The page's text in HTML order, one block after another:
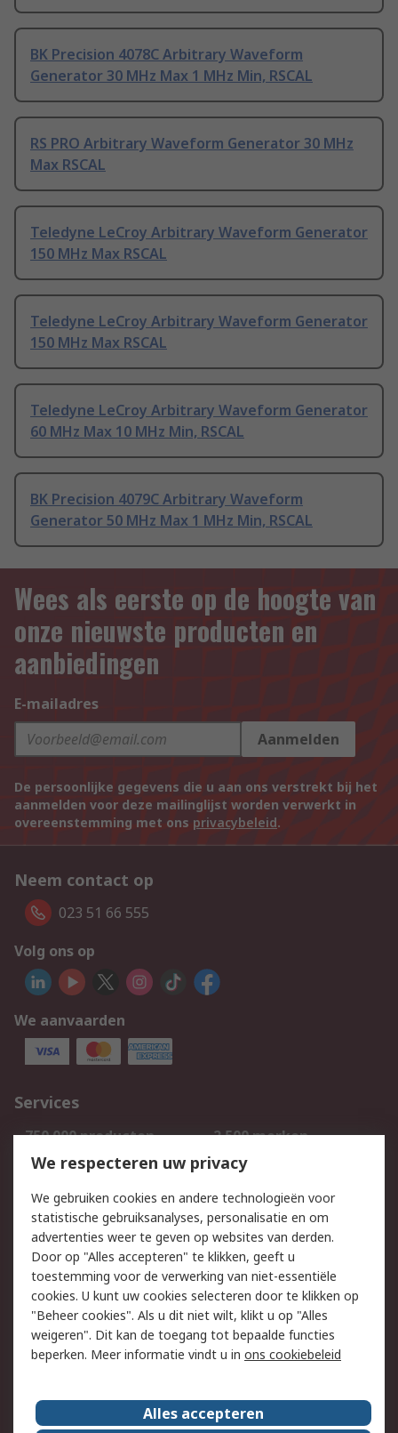
BK Precision 4078C Arbitrary Waveform
Generator 30 MHz Max 1 MHz Min, RSCAL
RS PRO Arbitrary Waveform Generator 30 MHz
Max RSCAL
Teledyne LeCroy Arbitrary Waveform Generator
150 MHz Max RSCAL
Teledyne LeCroy Arbitrary Waveform Generator
150 MHz Max RSCAL
Teledyne LeCroy Arbitrary Waveform Generator
60 MHz Max 10 MHz Min, RSCAL
BK Precision 4079C Arbitrary Waveform
Generator 50 MHz Max 1 MHz Min, RSCAL
Wees als eerste op de hoogte van
onze nieuwste producten en
aanbiedingen
E-mailadres
Aanmelden
De persoonlijke gegevens die u aan ons verstrekt bij het
aanmelden voor deze mailinglijst worden verwerkt in
overeenstemming met ons privacybeleid.
Neem contact op
023 51 66 555
Volg ons op
We aanvaarden
Services
750.000 producten
2.500 merken
Bestellen
Inkoopoplossingen
Track & Trace
Wettelijk
Cookiebeleid
Email veiligheid
Privacybeleid
Websitevoorwaarden
Algemene
verkoopvoorwaarden
Over RS
We respecteren uw privacy
We gebruiken cookies en andere technologieën voor
statistische gebruiksanalyses, personalisatie en om
advertenties weer te geven op websites van derden.
Door op "Alles accepteren" te klikken, geeft u
toestemming voor de verwerking van niet-essentiële
cookies. U kunt uw cookies selecteren door te klikken op
"Beheer cookies". Als u dit niet wilt, klikt u op "Alles
weigeren". Dit kan de toegang tot bepaalde functies
beperken. Meer informatie vindt u in ons cookiebeleid
Alles accepteren